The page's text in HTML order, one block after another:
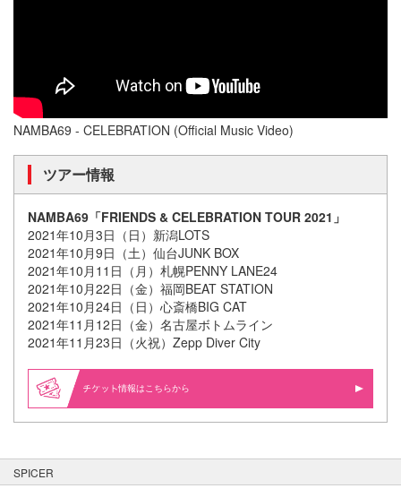
NAMBA69 - CELEBRATION (Official Music Video)
ツアー情報
NAMBA69「FRIENDS & CELEBRATION TOUR 2021」
2021年10月3日（日）新潟LOTS
2021年10月9日（土）仙台JUNK BOX
2021年10月11日（月）札幌PENNY LANE24
2021年10月22日（金）福岡BEAT STATION
2021年10月24日（日）心斎橋BIG CAT
2021年11月12日（金）名古屋ボトムライン
2021年11月23日（火祝）Zepp Diver City
情報はこちらから
SPICER